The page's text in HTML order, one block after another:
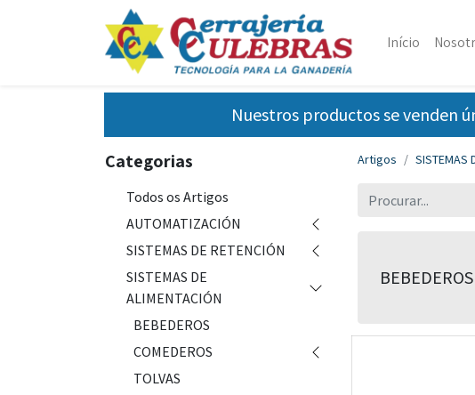
Início
Nuestros productos se venden
Categorias
Todos os Artigos
AUTOMATIZACIÓN
SISTEMAS DE RETENCIÓN
SISTEMAS DE
ALIMENTACIÓN
BEBEDEROS
COMEDEROS
TOLVAS
Artigos SISTEMAS
BEBEDEROS